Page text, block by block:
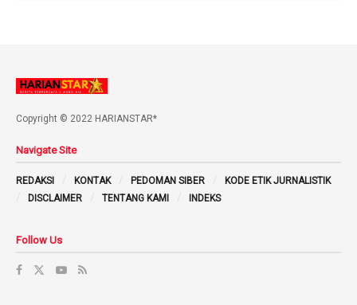
Copyright © 2022 HARIANSTAR*
Navigate Site
REDAKSI KONTAK PEDOMAN SIBER
KODE ETIK JURNALISTIK
DISCLAIMER
TENTANG KAMI INDEKS
Follow Us